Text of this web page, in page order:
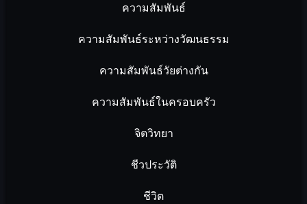
ความสัมพันธ์
ความสัมพันธ์ระหว่างวัฒนธรรม
ความสัมพันธ์วัยต่างกัน
ความสัมพันธ์ในครอบครัว
จิตวิทยา
ชีวประวัติ
ชีวิต